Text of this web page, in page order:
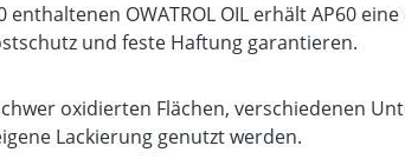
enthaltenen OWATROL OIL erhält AP60
und feste Haftung garantieren.
oxidierten Flächen, verschiedenen
Lackierung genutzt werden.